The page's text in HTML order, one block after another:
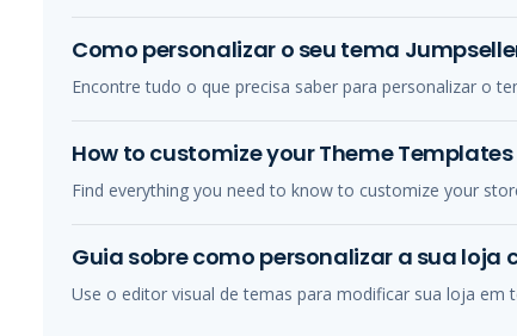
Como personalizar o seu tema
Encontre tudo o que precisa saber para personalizar o
How to customize your Theme Templates
Find everything you need to know to customize your
Guia sobre como personalizar a sua loja
Use o editor visual de temas para modificar sua loja